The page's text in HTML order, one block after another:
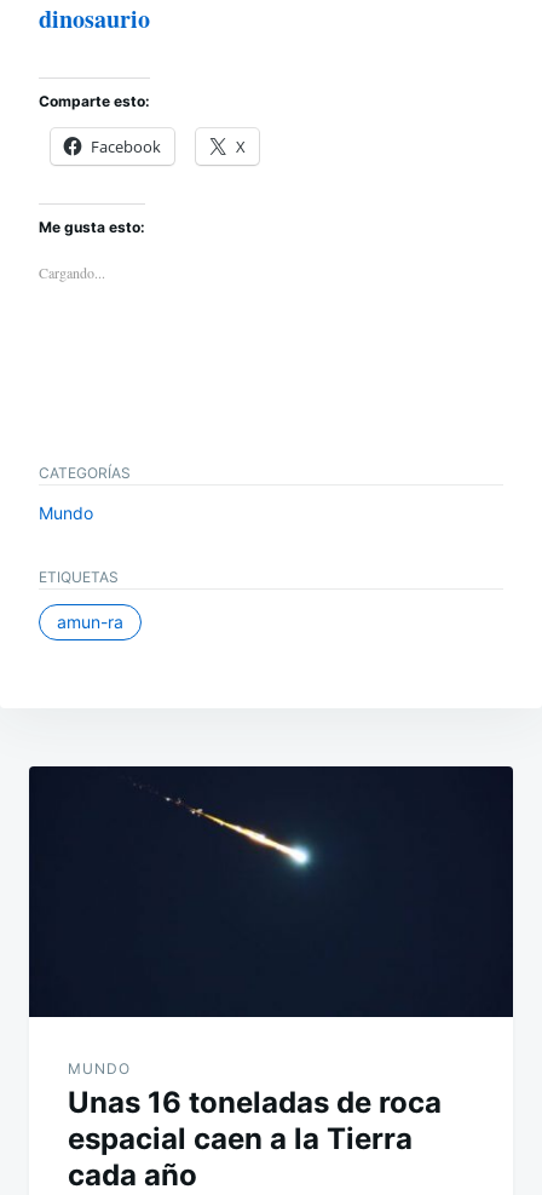
dinosaurio
Comparte esto:
Facebook X
Me gusta esto:
Cargando...
CATEGORÍAS
Mundo
ETIQUETAS
amun-ra
Navegación
MUNDO
Unas 16 toneladas de roca
espacial caen a la Tierra
cada año